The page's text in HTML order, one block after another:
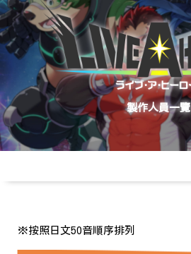
製作人員一覽
※按照日文50音順序排列